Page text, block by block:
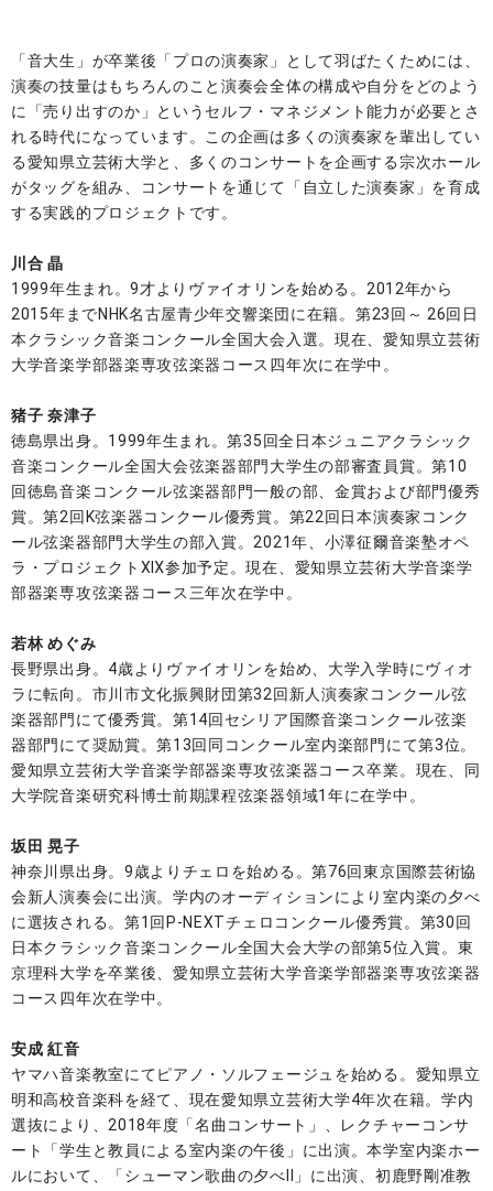
「音大生」が卒業後「プロの演奏家」として羽ばたくためには、
演奏の技量はもちろんのこと演奏会全体の構成や自分をどのよう
に「売り出すのか」というセルフ・マネジメント能力が必要とさ
れる時代になっています。この企画は多くの演奏家を輩出してい
る愛知県立芸術大学と、多くのコンサートを企画する宗次ホール
がタッグを組み、コンサートを通じて「自立した演奏家」を育成
する実践的プロジェクトです。
川合 晶
1999年生まれ。9才よりヴァイオリンを始める。2012年から
2015年までNHK名古屋青少年交響楽団に在籍。第23回～ 26回日
本クラシック音楽コンクール全国大会入選。現在、愛知県立芸術
大学音楽学部器楽専攻弦楽器コース四年次に在学中。
猪子 奈津子
徳島県出身。1999年生まれ。第35回全日本ジュニアクラシック
音楽コンクール全国大会弦楽器部門大学生の部審査員賞。第10
回徳島音楽コンクール弦楽器部門一般の部、金賞および部門優秀
賞。第2回K弦楽器コンクール優秀賞。第22回日本演奏家コンク
ール弦楽器部門大学生の部入賞。2021年、小澤征爾音楽塾オペ
ラ・プロジェクトⅩⅨ参加予定。現在、愛知県立芸術大学音楽学
部器楽専攻弦楽器コース三年次在学中。
若林 めぐみ
長野県出身。4歳よりヴァイオリンを始め、大学入学時にヴィオ
ラに転向。市川市文化振興財団第32回新人演奏家コンクール弦
楽器部門にて優秀賞。第14回セシリア国際音楽コンクール弦楽
器部門にて奨励賞。第13回同コンクール室内楽部門にて第3位。
愛知県立芸術大学音楽学部器楽専攻弦楽器コース卒業。現在、同
大学院音楽研究科博士前期課程弦楽器領域1年に在学中。
坂田 晃子
神奈川県出身。9歳よりチェロを始める。第76回東京国際芸術協
会新人演奏会に出演。学内のオーディションにより室内楽の夕べ
に選抜される。第1回P-NEXTチェロコンクール優秀賞。第30回
日本クラシック音楽コンクール全国大会大学の部第5位入賞。東
京理科大学を卒業後、愛知県立芸術大学音楽学部器楽専攻弦楽器
コース四年次在学中。
安成 紅音
ヤマハ音楽教室にてピアノ・ソルフェージュを始める。愛知県立
明和高校音楽科を経て、現在愛知県立芸術大学4年次在籍。学内
選抜により、2018年度「名曲コンサート」、レクチャーコンサ
ート「学生と教員による室内楽の午後」に出演。本学室内楽ホー
ルにおいて、「シューマン歌曲の夕べII」に出演、初鹿野剛准教